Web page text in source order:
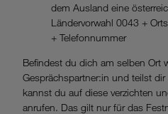
dem Ausland eine
Ländervorwahl 0043 +
+ Telefonnummer
Befindest du dich am selben Ort
Gesprächspartner:in und teilst
kannst du auf diese verzichten
anrufen. Das gilt nur für das